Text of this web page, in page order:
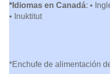
*Idiomas en Canadá: •
• Inuktitut
*Enchufe de alimentación